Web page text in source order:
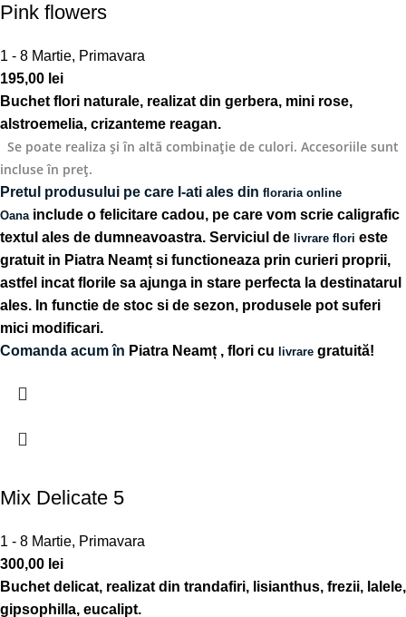
Pink flowers
1 - 8 Martie, Primavara
195,00 lei
Buchet flori naturale, realizat din gerbera, mini rose,
alstroemelia, crizanteme reagan.
Se poate realiza și în altă combinație de culori. Accesoriile sunt
incluse în preț.
Pretul produsului pe care l-ati ales din floraria online
Oana include o felicitare cadou, pe care vom scrie caligrafic
textul ales de dumneavoastra. Serviciul de livrare flori este
gratuit in Piatra Neamț si functioneaza prin curieri proprii,
astfel incat florile sa ajunga in stare perfecta la destinatarul
ales. In functie de stoc si de sezon, produsele pot suferi
mici modificari.
Comanda acum în Piatra Neamț , flori cu livrare gratuită!
Mix Delicate 5
1 - 8 Martie, Primavara
300,00 lei
Buchet delicat, realizat din trandafiri, lisianthus, frezii, lalele,
gipsophilla, eucalipt.